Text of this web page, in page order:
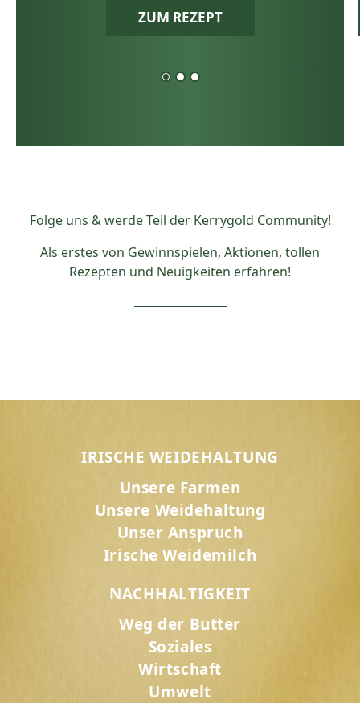
ZUM REZEPT
Folge uns & werde Teil der Kerrygold Community!
Als erstes von Gewinnspielen, Aktionen, tollen
Rezepten und Neuigkeiten erfahren!
IRISCHE WEIDEHALTUNG
Unsere Farmen
Unsere Weidehaltung
Unser Anspruch
Irische Weidemilch
NACHHALTIGKEIT
Weg der Butter
Soziales
Wirtschaft
Umwelt